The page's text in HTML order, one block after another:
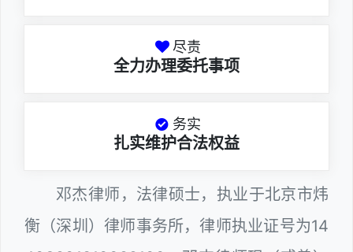
尽责
全力办理委托事项
务实
扎实维护合法权益
邓杰律师，法律硕士，执业于北京市炜
衡（深圳）律师事务所，律师执业证号为14